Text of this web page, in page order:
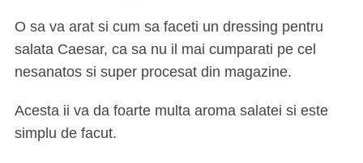
O sa va arat si cum sa faceti un dressing pentru
salata Caesar, ca sa nu il mai cumparati pe cel
nesanatos si super procesat din magazine.
Acesta ii va da foarte multa aroma salatei si este
simplu de facut.